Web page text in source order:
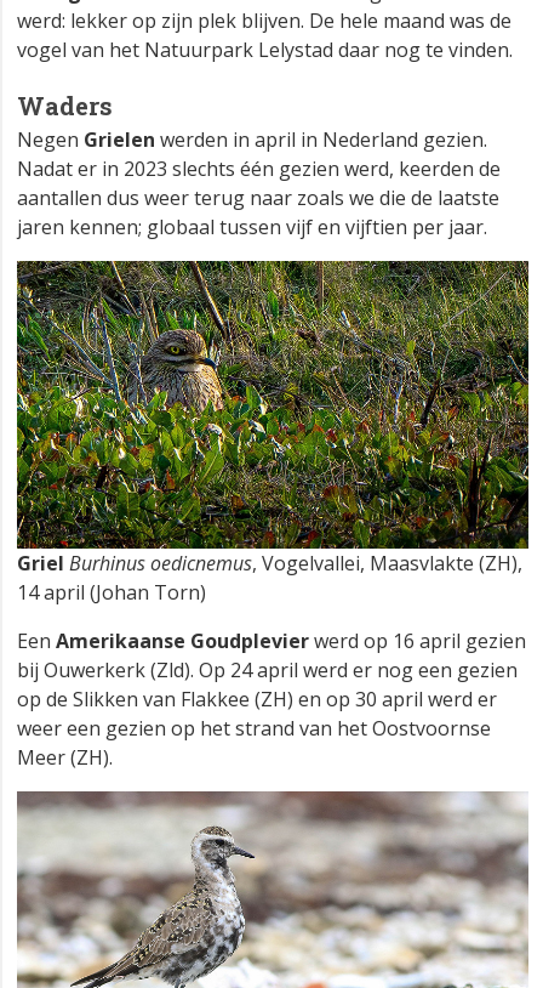
werd: lekker op zijn plek blijven. De hele maand was de
vogel van het Natuurpark Lelystad daar nog te vinden.
Waders
Negen Grielen werden in april in Nederland gezien.
Nadat er in 2023 slechts één gezien werd, keerden de
aantallen dus weer terug naar zoals we die de laatste
jaren kennen; globaal tussen vijf en vijftien per jaar.
Griel Burhinus oedicnemus, Vogelvallei, Maasvlakte (ZH),
14 april (Johan Torn)
Een Amerikaanse Goudplevierwerd op 16 april gezien
bij Ouwerkerk (Zld). Op 24 april werd er nog een gezien
op de Slikken van Flakkee (ZH) en op 30 april werd er
weer een gezien op het strand van het Oostvoornse
Meer (ZH).